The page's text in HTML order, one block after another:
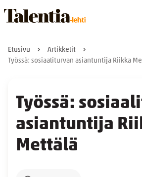
Etusivu
Artikkelit
Työssä: sosiaaliturvan asiantuntija Riikka
Työssä:
asiantuntija
Mettälä